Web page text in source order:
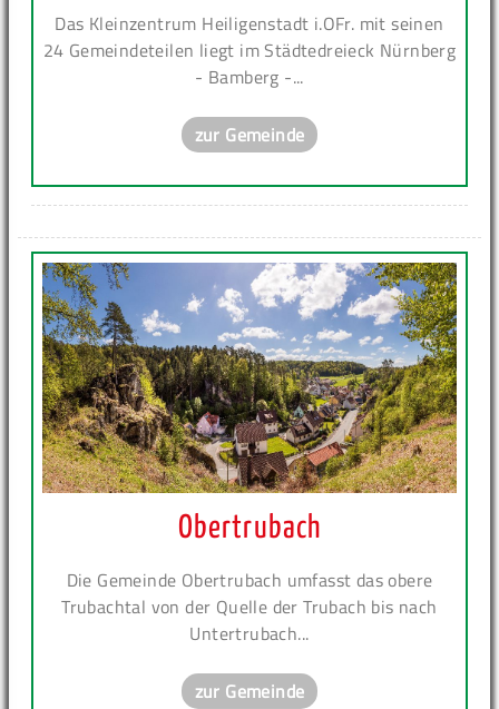
Das Kleinzentrum Heiligenstadt i.OFr. mit seinen
24 Gemeindeteilen liegt im Städtedreieck Nürnberg
- Bamberg -...
zur Gemeinde
Obertrubach
Die Gemeinde Obertrubach umfasst das obere
Trubachtal von der Quelle der Trubach bis nach
Untertrubach...
zur Gemeinde